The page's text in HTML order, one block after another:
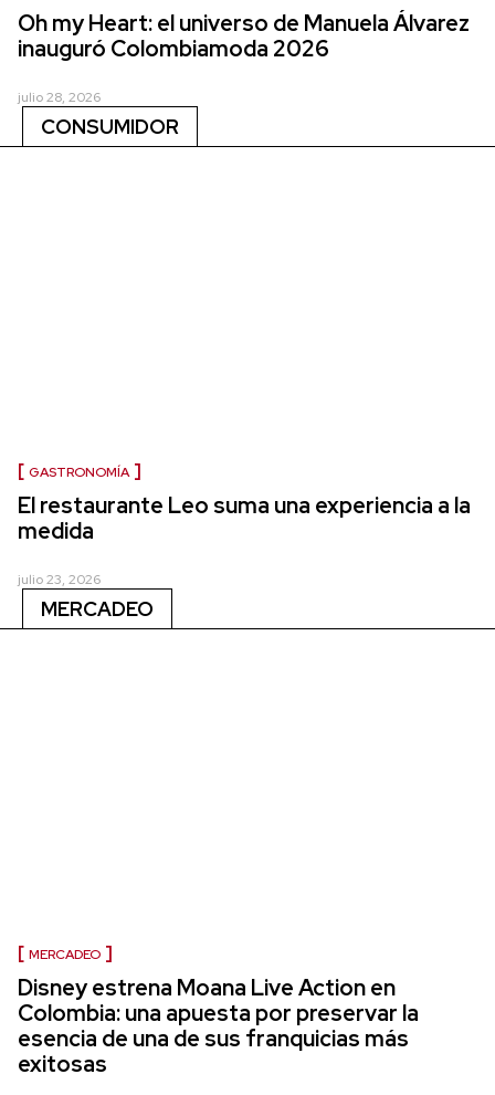
Oh my Heart: el universo de Manuela Álvarez
inauguró Colombiamoda 2026
julio 28, 2026
CONSUMIDOR
GASTRONOMÍA
El restaurante Leo suma una experiencia a la
medida
julio 23, 2026
MERCADEO
MERCADEO
Disney estrena Moana Live Action en
Colombia: una apuesta por preservar la
esencia de una de sus franquicias más
exitosas